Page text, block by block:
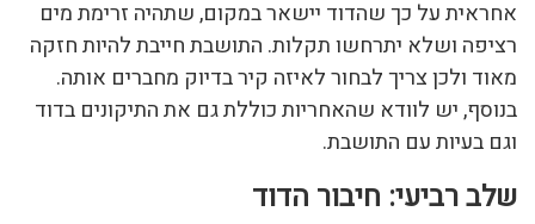
אחראית על כך שהדוד יישאר במקום, שתהיה זרימת מים
רציפה ושלא יתרחשו תקלות. התושבת חייבת להיות חזקה
מאוד ולכן צריך לבחור לאיזה קיר בדיוק מחברים אותה.
בנוסף, יש לוודא שהאחריות כוללת גם את התיקונים בדוד
וגם בעיות עם התושבת.
שלב רביעי: חיבור הדוד